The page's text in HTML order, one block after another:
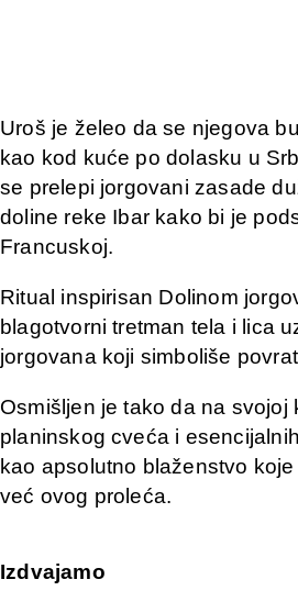
Uroš je želeo da se njegova
kao kod kuće po dolasku u
se prelepi jorgovani zasade
doline reke Ibar kako bi je
Francuskoj.
Ritual inspirisan Dolinom
blagotvorni tretman tela i lica
jorgovana koji simboliše
Osmišljen je tako da na svojoj
planinskog cveća i
kao apsolutno blaženstvo
već ovog proleća.
Izdvajamo